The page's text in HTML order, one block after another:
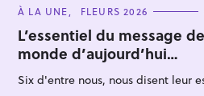
C
T
E
G
O
R
I
À LA UNE FLEURS 2026
L’essentiel du message
monde d’aujourd’hui…
Six d'entre nous, nous disent leur